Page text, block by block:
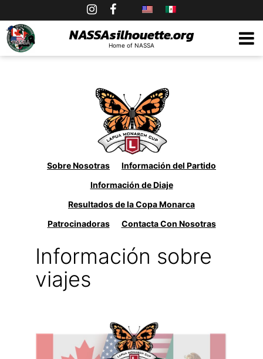
to
content
NASSAsilhouette.org
Home of NASSA
Sobre Nosotras
Información del Partido
Información de Diaje
Resultados de la Copa Monarca
Patrocinadoras
Contacta Con Nosotras
Información sobre
viajes